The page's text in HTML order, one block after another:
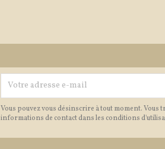
Vous pouvez vous désinscrire à tout moment. Vous
informations de contact dans les conditions